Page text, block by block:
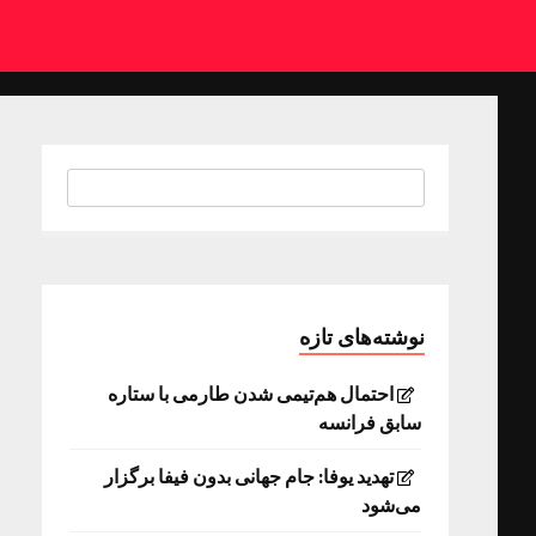
نوشته‌های تازه
احتمال هم‌تیمی شدن طارمی با ستاره
سابق فرانسه
تهدید یوفا: جام جهانی بدون فیفا برگزار
می‌شود